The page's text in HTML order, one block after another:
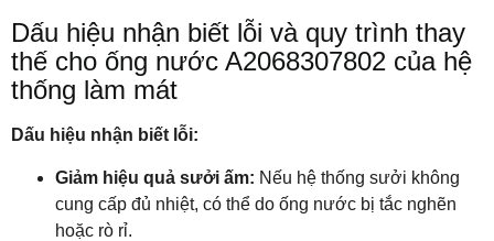
Dấu hiệu nhận biết lỗi và quy trình thay
thế cho ống nước A2068307802 của hệ
thống làm mát
Dấu hiệu nhận biết lỗi:
Giảm hiệu quả sưởi ấm: Nếu hệ thống sưởi không
cung cấp đủ nhiệt, có thể do ống nước bị tắc nghẽn
hoặc rò rỉ.